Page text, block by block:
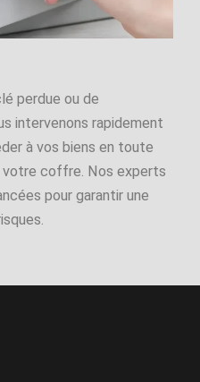
perdue ou de
intervenons rapidement
à vos biens en toute
votre coffre. Nos experts
pour garantir une